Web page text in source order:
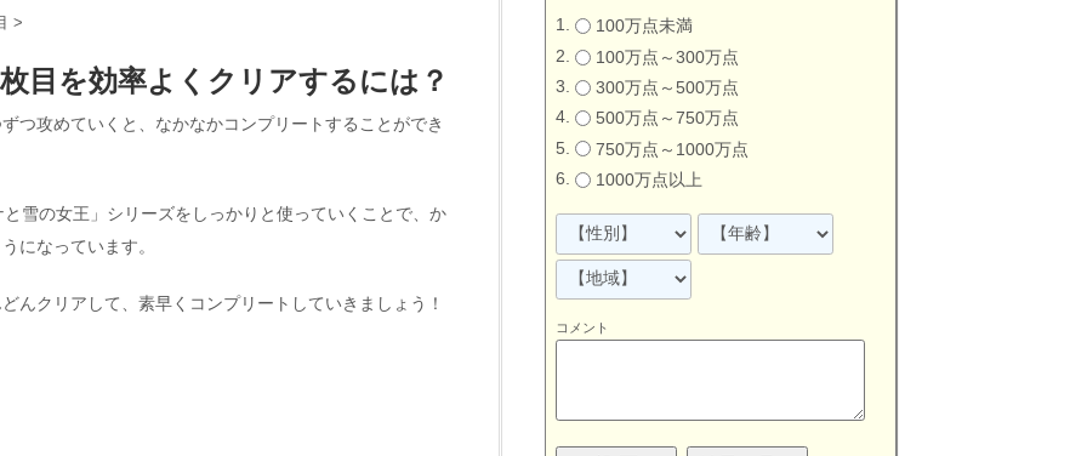
>
目を効率よくクリアするには？
つ攻めていくと、なかなかコンプリートすることができ
雪の女王」シリーズをしっかりと使っていくことで、か
になっています。
んクリアして、素早くコンプリートしていきましょう！
100万点未満
100万点～300万点
300万点～500万点
500万点～750万点
750万点～1000万点
1000万点以上
コメント